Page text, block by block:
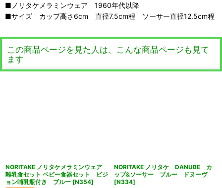
■ノリタケメラミンウェア 1960年代以降
■サイズ カップ高さ6cm 直径7.5cm程 ソーサー直径12.5cm程
この商品ページを見た人は、こんな商品ページも見て
ます
NORITAKE ノリタケメラミンウェア
離乳食セット ベビー食器セット ビジ
ョン哺乳瓶付き ブルー [N354]
NORITAKE ノリタケ DANUBE カ
ップ&ソーサー ブルー ドヌーヴ
[N334]